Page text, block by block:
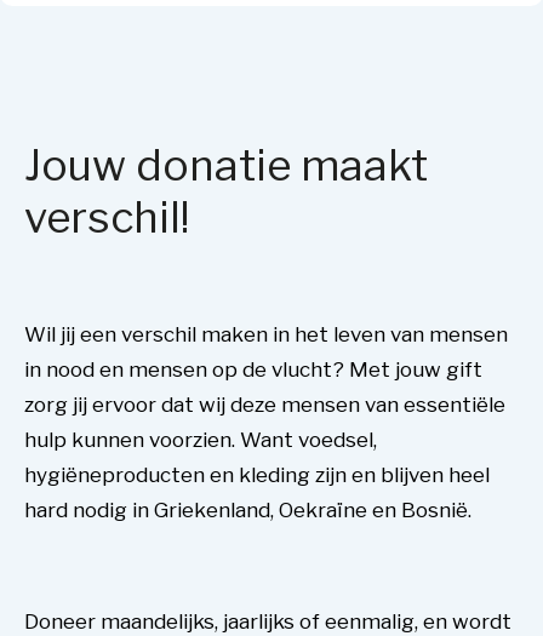
Jouw donatie maakt
verschil!
Wil jij een verschil maken in het leven van mensen
in nood en mensen op de vlucht? Met jouw gift
zorg jij ervoor dat wij deze mensen van essentiële
hulp kunnen voorzien. Want voedsel,
hygiëneproducten en kleding zijn en blijven heel
hard nodig in Griekenland, Oekraïne en Bosnië.
Doneer maandelijks, jaarlijks of eenmalig, en wordt